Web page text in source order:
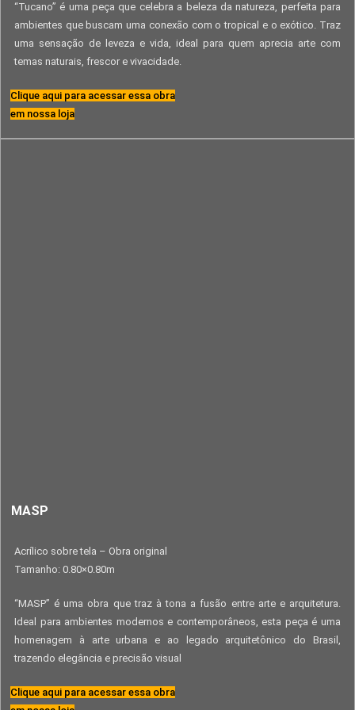
“Tucano” é uma peça que celebra a beleza da natureza, perfeita para
ambientes que buscam uma conexão com o tropical e o exótico. Traz
uma sensação de leveza e vida, ideal para quem aprecia arte com
temas naturais, frescor e vivacidade.
Clique aqui para acessar essa obra
em nossa loja
MASP
Acrílico sobre tela – Obra original
Tamanho: 0.80×0.80m
“MASP” é uma obra que traz à tona a fusão entre arte e arquitetura.
Ideal para ambientes modernos e contemporâneos, esta peça é uma
homenagem à arte urbana e ao legado arquitetônico do Brasil,
trazendo elegância e precisão visual
Clique aqui para acessar essa obra